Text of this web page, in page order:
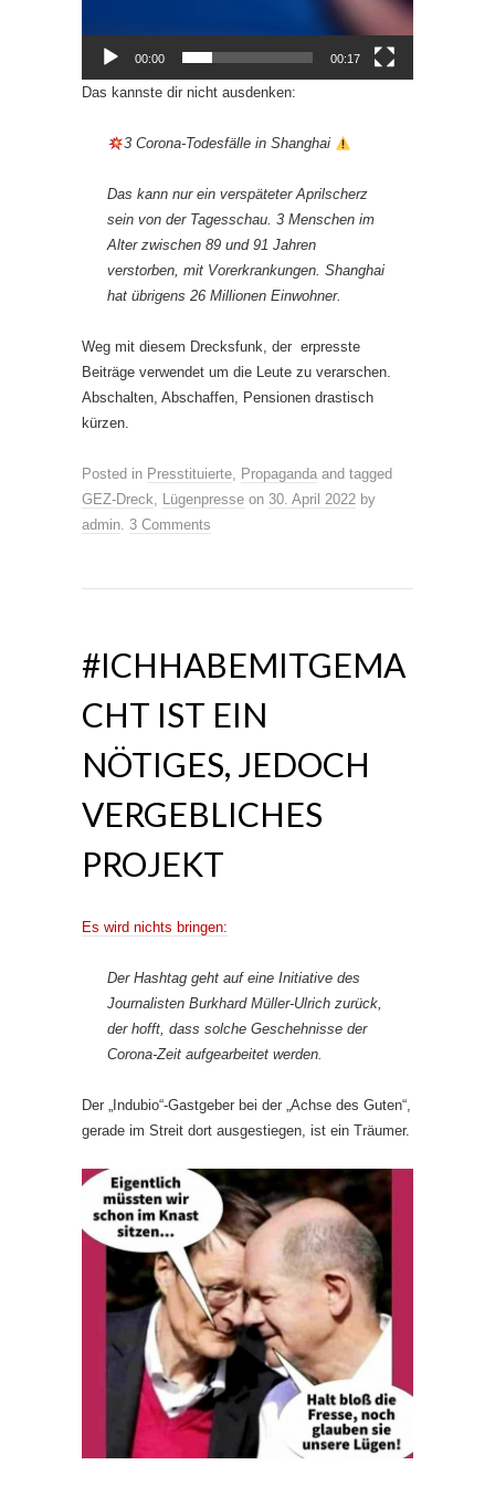
00:00 00:17
Das kannste dir nicht ausdenken:
3 Corona-Todesfälle in Shanghai
Das kann nur ein verspäteter Aprilscherz
sein von der Tagesschau. 3 Menschen im
Alter zwischen 89 und 91 Jahren
verstorben, mit Vorerkrankungen. Shanghai
hat übrigens 26 Millionen Einwohner.
Weg mit diesem Drecksfunk, der erpresste
Beiträge verwendet um die Leute zu verarschen.
Abschalten, Abschaffen, Pensionen drastisch
kürzen.
Posted in Presstituierte, Propaganda and tagged
GEZ-Dreck, Lügenpresse on 30. April 2022 by
admin. 3 Comments
#ICHHABEMITGEMA
CHT IST EIN
NÖTIGES, JEDOCH
VERGEBLICHES
PROJEKT
Es wird nichts bringen:
Der Hashtag geht auf eine Initiative des
Journalisten Burkhard Müller-Ulrich zurück,
der hofft, dass solche Geschehnisse der
Corona-Zeit aufgearbeitet werden.
Der „Indubio“-Gastgeber bei der „Achse des Guten“,
gerade im Streit dort ausgestiegen, ist ein Träumer.